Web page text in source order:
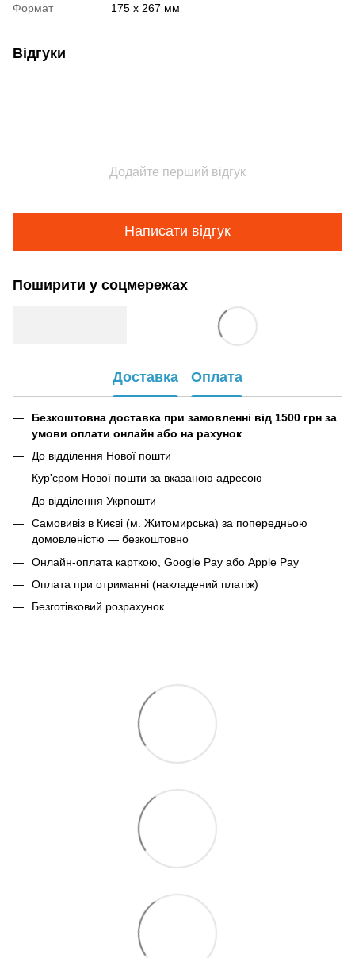
Формат
175 x 267 мм
Відгуки
Додайте перший відгук
Написати відгук
Поширити у соцмережах
Доставка Оплата
Безкоштовна доставка при замовленні від 1500 грн за
умови оплати онлайн або на рахунок
До відділення Нової пошти
Кур'єром Нової пошти за вказаною адресою
До відділення Укрпошти
Самовивіз в Києві (м. Житомирська) за попередньою
домовленістю — безкоштовно
Онлайн-оплата карткою, Google Pay або Apple Pay
Оплата при отриманні (накладений платіж)
Безготівковий розрахунок